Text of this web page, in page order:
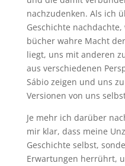
nachzudenken. Als ich
Geschichte
bücher wahre Macht
liegt, uns mit anderen
aus verschiedenen
Sábio zeigen und uns
Versionen von uns
Je mehr ich darüber
mir klar, dass meine
Geschichte selbst,
Erwartungen herrührt,